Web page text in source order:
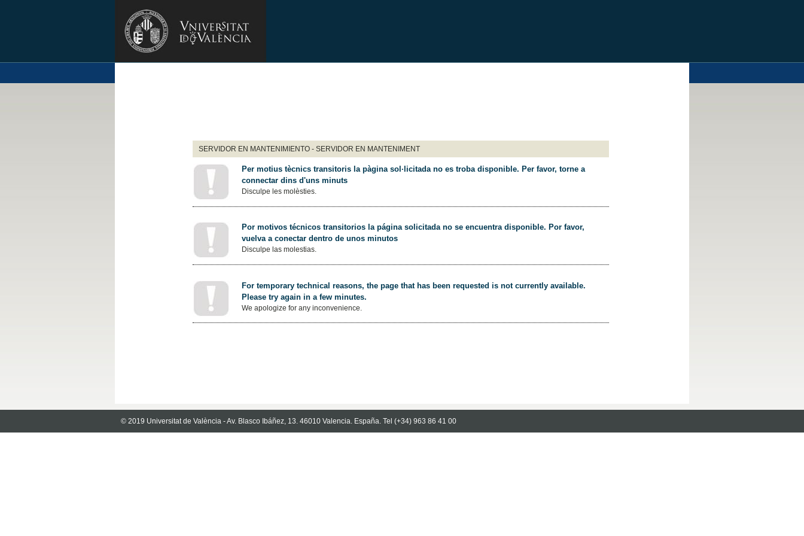
SERVIDOR EN MANTENIMIENTO - SERVIDOR EN MANTENIMENT
Per motius tècnics transitoris la pàgina sol·licitada no es troba disponible. Per favor, torne a
connectar dins d'uns minuts
Disculpe les molèsties.
Por motivos técnicos transitorios la página solicitada no se encuentra disponible. Por favor,
vuelva a conectar dentro de unos minutos
Disculpe las molestias.
For temporary technical reasons, the page that has been requested is not currently available.
Please try again in a few minutes.
We apologize for any inconvenience.
© 2019 Universitat de València - Av. Blasco Ibáñez, 13. 46010 Valencia. España. Tel (+34) 963 86 41 00